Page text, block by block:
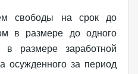
свободы на срок до
в размере до одного
размере заработной
осужденного за период